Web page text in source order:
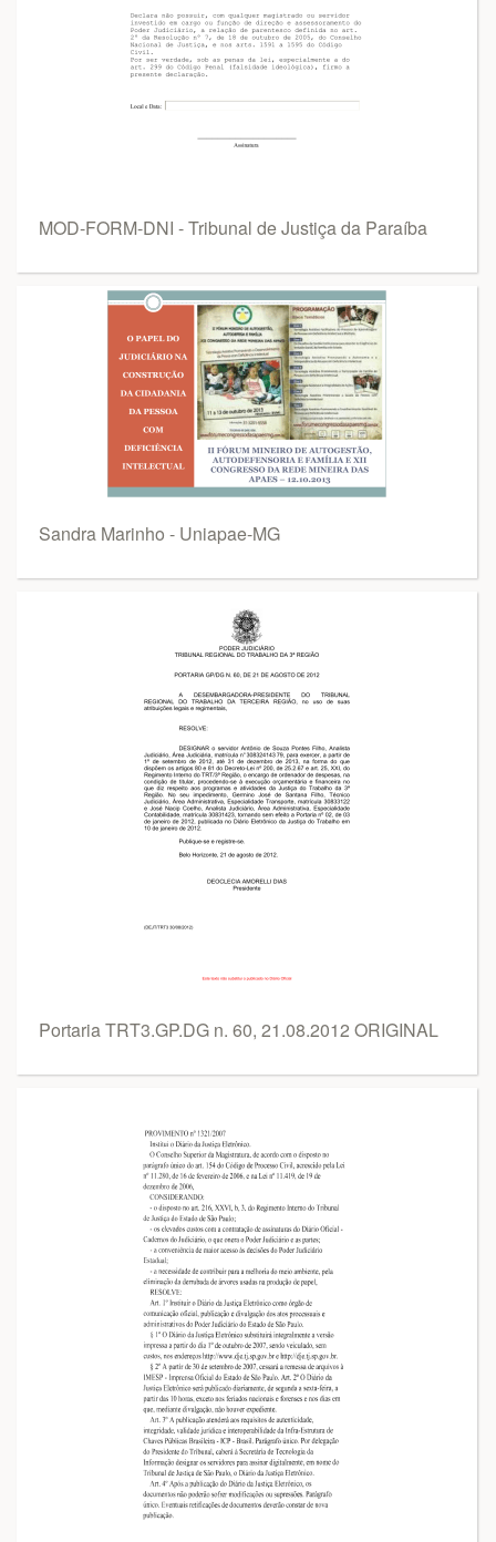
MOD-FORM-DNI - Tribunal de Justiça da Paraíba
Sandra Marinho - Uniapae-MG
Portaria TRT3.GP.DG n. 60, 21.08.2012 ORIGINAL